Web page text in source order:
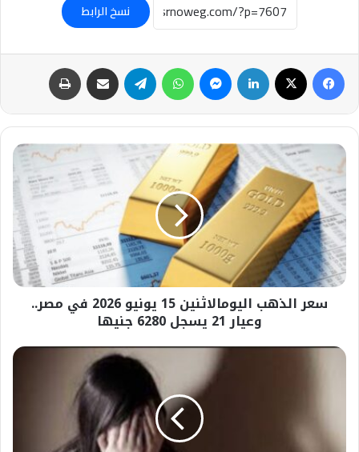
نسخ الرابط
فيسبوك لينكدإن ماسنجر واتساب تيلقرام مشاركة عبر البريد
سعر
الذهب
اليومالاثنين
15
يونيو
2026
في
مصر..
وعيار
جنيها
سعر الذهب اليومالاثنين 15 يونيو 2026 في مصر..
وعيار 21 يسجل 6280 جنيها
عاجل-
الصمت..